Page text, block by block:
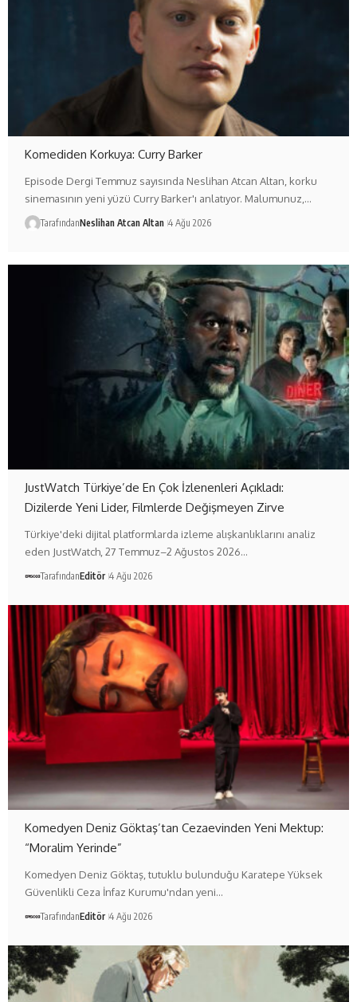
Komediden Korkuya: Curry Barker
Episode Dergi Temmuz sayısında Neslihan Atcan Altan, korku
sinemasının yeni yüzü Curry Barker'ı anlatıyor. Malumunuz,…
TarafındanNeslihan Atcan Altan 4 Ağu 2026
JustWatch Türkiye’de En Çok İzlenenleri Açıkladı:
Dizilerde Yeni Lider, Filmlerde Değişmeyen Zirve
Türkiye'deki dijital platformlarda izleme alışkanlıklarını analiz
eden JustWatch, 27 Temmuz–2 Ağustos 2026…
TarafındanEditör 4 Ağu 2026
Komedyen Deniz Göktaş’tan Cezaevinden Yeni Mektup:
“Moralim Yerinde”
Komedyen Deniz Göktaş, tutuklu bulunduğu Karatepe Yüksek
Güvenlikli Ceza İnfaz Kurumu'ndan yeni…
TarafındanEditör 4 Ağu 2026